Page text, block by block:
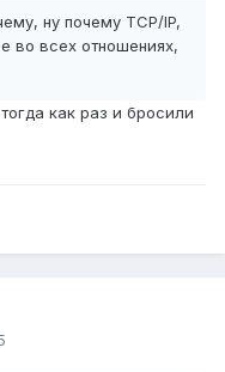
ну почему TCP/IP,
во всех отношениях,
как раз и бросили